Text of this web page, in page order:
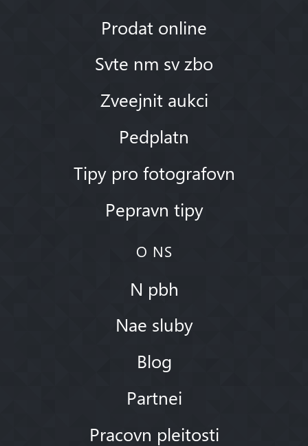
Prodat online
Svte nm sv zbo
Zveejnit aukci
Pedplatn
Tipy pro fotografovn
Pepravn tipy
O NS
N pbh
Nae sluby
Blog
Partnei
Pracovn pleitosti